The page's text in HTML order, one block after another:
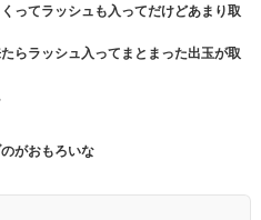
ってラッシュも入ってだけどあまり取
らラッシュ入ってまとまった出玉が取
がおもろいな